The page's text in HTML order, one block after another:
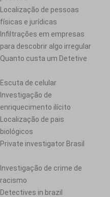
Localização de pessoas
físicas e jurídicas
Infiltrações em empresas
para descobrir algo irregular
Quanto custa um Detetive
Escuta de celular
Investigação de
enriquecimento ilícito
Localização de pais
biológicos
Private investigator Brasil
Investigação de crime de
racismo
Detectives in brazil